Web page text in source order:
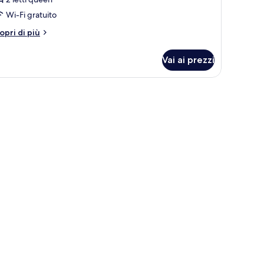
Wi-Fi gratuito
di più
Vai ai prezzi